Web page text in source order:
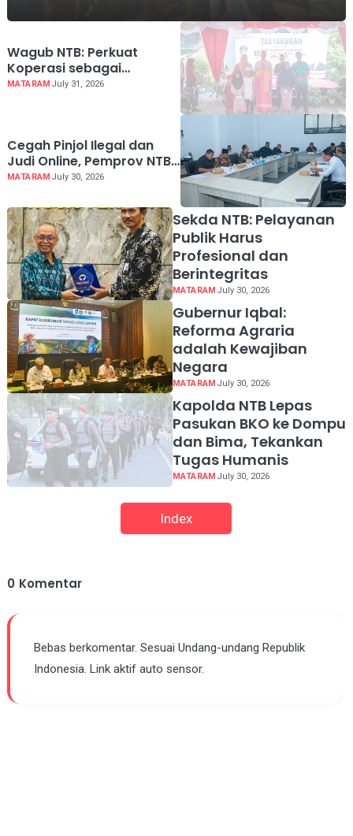
Wagub NTB: Perkuat
Koperasi sebagai
Penggerak Ekonomi
MATARAM July 31, 2026
Cegah Pinjol Ilegal dan
Judi Online, Pemprov NTB
Perkuat Mitigasi dan
MATARAM July 30, 2026
Sekda NTB: Pelayanan
Publik Harus
Profesional dan
Berintegritas
MATARAM July 30, 2026
Gubernur Iqbal:
Reforma Agraria
adalah Kewajiban
Negara
MATARAM July 30, 2026
Kapolda NTB Lepas
Pasukan BKO ke Dompu
dan Bima, Tekankan
Tugas Humanis
MATARAM July 30, 2026
Index
0 Komentar
Bebas berkomentar. Sesuai Undang-undang Republik
Indonesia. Link aktif auto sensor.